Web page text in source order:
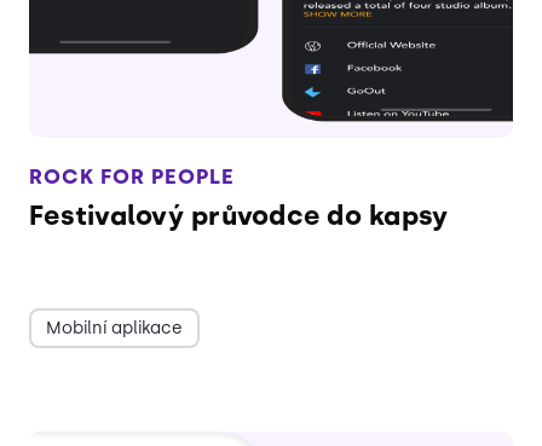
ROCK FOR PEOPLE
Festivalový průvodce do kapsy
Mobilní aplikace